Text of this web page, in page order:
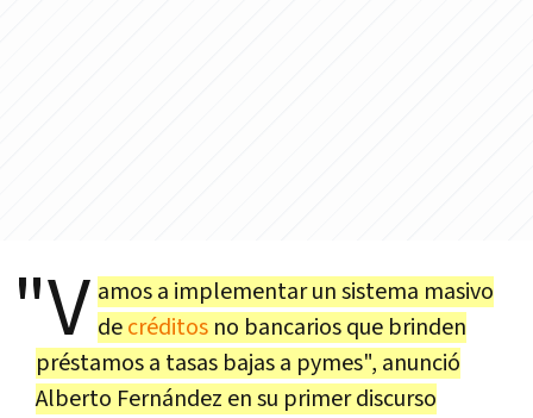
"V amos a implementar un sistema masivo
decréditos no bancarios que brinden
préstamos a tasas bajas a pymes", anunció
Alberto Fernández en su primer discurso